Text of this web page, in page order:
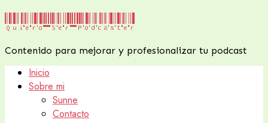
Quiero
Podcaster
Quiero Ser Podcaster
Contenido para mejorar y profesionalizar tu podcast
Inicio
Sobre mi
Sunne
Contacto